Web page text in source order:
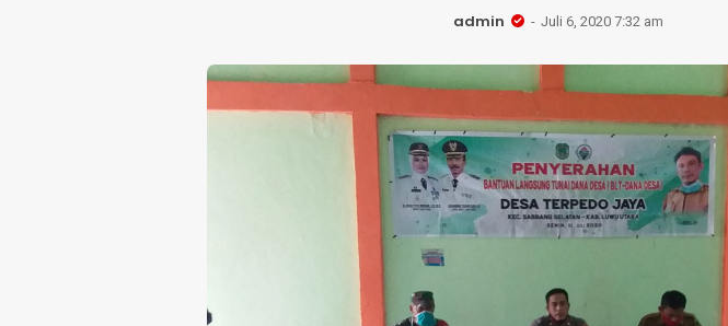
admin Juli 6, 2020 7:32 am